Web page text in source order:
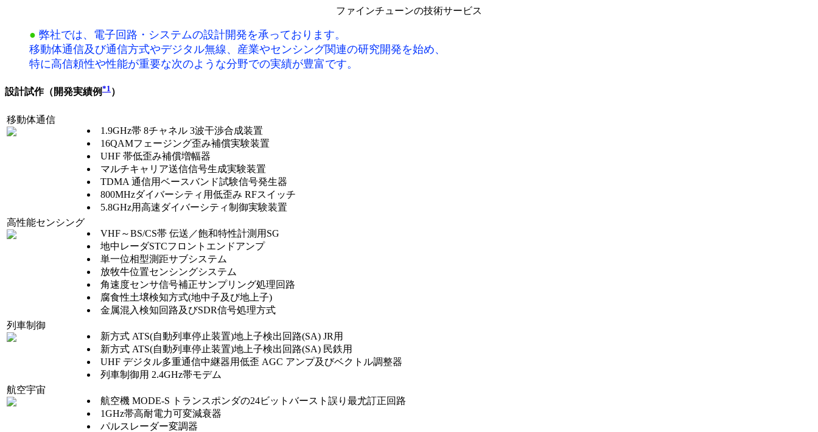
ファインチューンの技術サービス
● 弊社では、電子回路・システムの設計開発を承っております。
移動体通信及び通信方式やデジタル無線、産業やセンシング関連の研究開発を始め、
特に高信頼性や性能が重要な次のような分野での実績が豊富です。
設計試作（開発実績例 *1 ）
移動体通信
1.9GHz帯 8チャネル 3波干渉合成装置
16QAMフェージング歪み補償実験装置
UHF 帯低歪み補償増幅器
マルチキャリア送信信号生成実験装置
TDMA 通信用ベースバンド試験信号発生器
800MHzダイバーシティ用低歪み RFスイッチ
5.8GHz用高速ダイバーシティ制御実験装置
高性能センシング
VHF～BS/CS帯 伝送／飽和特性計測用SG
地中レーダSTCフロントエンドアンプ
単一位相型測距サブシステム
放牧牛位置センシングシステム
角速度センサ信号補正サンプリング処理回路
腐食性土壌検知方式(地中子及び地上子)
金属混入検知回路及びSDR信号処理方式
列車制御
新方式 ATS(自動列車停止装置)地上子検出回路(SA) JR用
新方式 ATS(自動列車停止装置)地上子検出回路(SA) 民鉄用
UHF デジタル多重通信中継器用低歪 AGC アンプ及びベクトル調整器
列車制御用 2.4GHz帯モデム
航空宇宙
航空機 MODE-S トランスポンダの24ビットバースト誤り最尤訂正回路
1GHz帯高耐電力可変減衰器
パルスレーダー変調器